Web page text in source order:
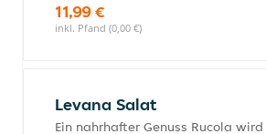
11,99 €
inkl. Pfand (0,00 €)
Levana Salat
Ein nahrhafter Genuss Rucola